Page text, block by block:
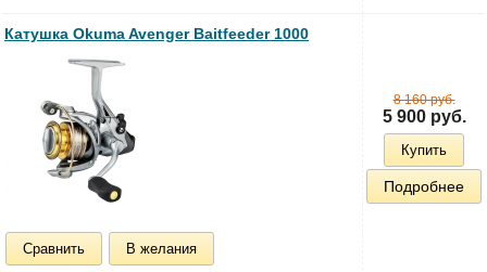
Катушка Okuma Avenger Baitfeeder 1000
Сравнить В желания
8 160 руб.
5 900 руб.
Купить
Подробнее